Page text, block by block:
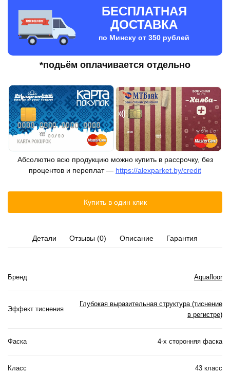
БЕСПЛАТНАЯ
ДОСТАВКА
по Минску от 350 рублей
*подьём оплачивается отдельно
Абсолютно всю продукцию можно купить в рассрочку, без
процентов и переплат — https://alexparket.by/credit
Купить в один клик
Детали Отзывы (0) Описание Гарантия
Бренд Aquafloor
Эффект тиснения
Глубокая выразительная структура (тиснение
в регистре)
Фаска 4-х сторонняя фаска
Класс 43 класс